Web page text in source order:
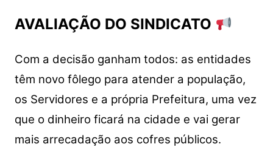
AVALIAÇÃO DO SINDICATO
Com a decisão ganham todos: as entidades
têm novo fôlego para atender a população,
os Servidores e a própria Prefeitura, uma vez
que o dinheiro ficará na cidade e vai gerar
mais arrecadação aos cofres públicos.